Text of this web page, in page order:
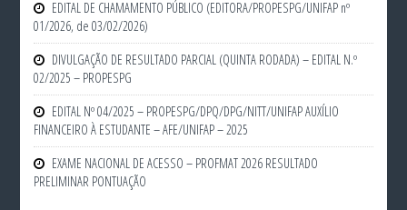
EDITAL DE CHAMAMENTO PÚBLICO (EDITORA/PROPESPG/UNIFAP nº
01/2026, de 03/02/2026)
DIVULGAÇÃO DE RESULTADO PARCIAL (QUINTA RODADA) – EDITAL N.º
02/2025 – PROPESPG
EDITAL Nº 04/2025 – PROPESPG/DPQ/DPG/NITT/UNIFAP AUXÍLIO
FINANCEIRO À ESTUDANTE – AFE/UNIFAP – 2025
EXAME NACIONAL DE ACESSO – PROFMAT 2026 RESULTADO
PRELIMINAR PONTUAÇÃO